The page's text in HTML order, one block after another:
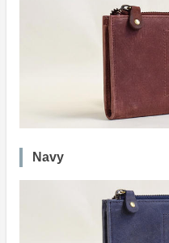
Navy